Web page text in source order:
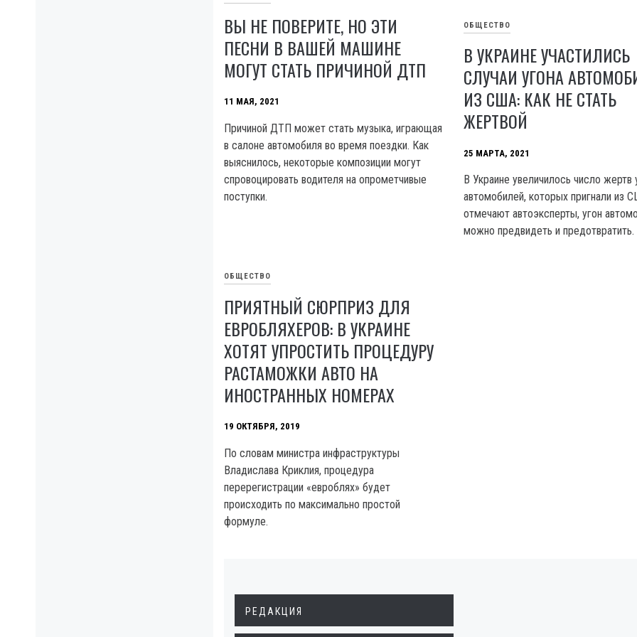
ВЫ НЕ ПОВЕРИТЕ, НО ЭТИ
ПЕСНИ В ВАШЕЙ МАШИНЕ
МОГУТ СТАТЬ ПРИЧИНОЙ ДТП
11 МАЯ, 2021
Причиной ДТП может стать музыка, играющая
в салоне автомобиля во время поездки. Как
выяснилось, некоторые композиции могут
спровоцировать водителя на опрометчивые
поступки.
ОБЩЕСТВО
В УКРАИНЕ УЧАСТИЛИСЬ
СЛУЧАИ УГОНА
ИЗ США: КАК НЕ СТАТЬ
ЖЕРТВОЙ
25 МАРТА, 2021
В Украине увеличилось число жертв
автомобилей, которых пригнали из
отмечают автоэксперты, угон
можно предвидеть и предотвратить.
ОБЩЕСТВО
ПРИЯТНЫЙ СЮРПРИЗ ДЛЯ
ЕВРОБЛЯХЕРОВ: В УКРАИНЕ
ХОТЯТ УПРОСТИТЬ ПРОЦЕДУРУ
РАСТАМОЖКИ АВТО НА
ИНОСТРАННЫХ НОМЕРАХ
19 ОКТЯБРЯ, 2019
По словам министра инфраструктуры
Владислава Криклия, процедура
перерегистрации «евроблях» будет
происходить по максимально простой
формуле.
РЕДАКЦИЯ